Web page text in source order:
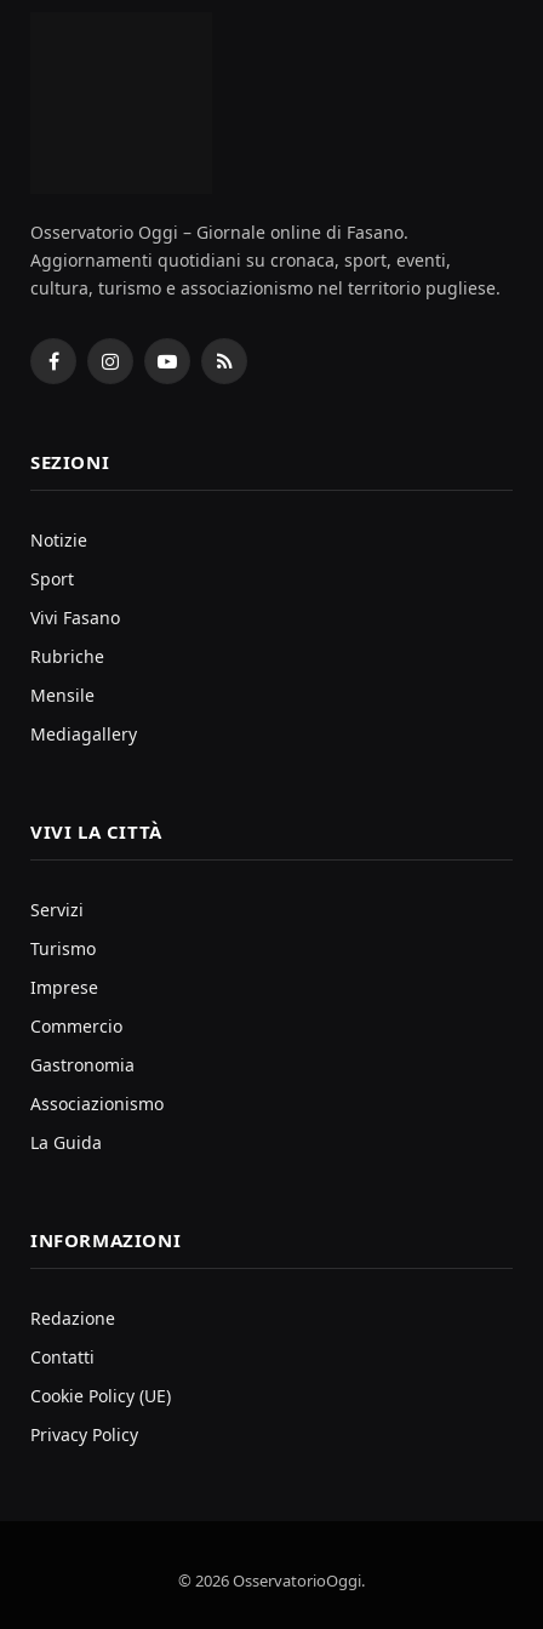
Osservatorio Oggi – Giornale online di Fasano.
Aggiornamenti quotidiani su cronaca, sport, eventi,
cultura, turismo e associazionismo nel territorio pugliese.
FacebookInstagramYouTubeRSS
SEZIONI
Notizie
Sport
Vivi Fasano
Rubriche
Mensile
Mediagallery
VIVI LA CITTÀ
Servizi
Turismo
Imprese
Commercio
Gastronomia
Associazionismo
La Guida
INFORMAZIONI
Redazione
Contatti
Cookie Policy (UE)
Privacy Policy
© 2026 OsservatorioOggi.